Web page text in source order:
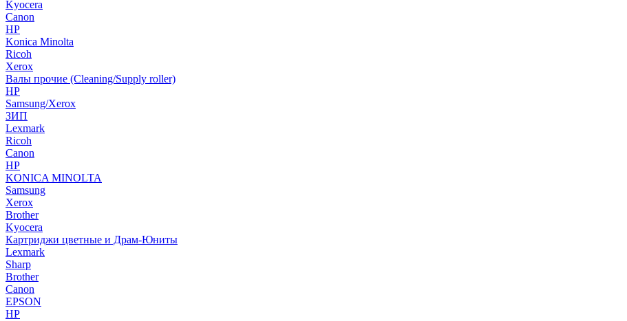
Kyocera
Canon
HP
Konica Minolta
Ricoh
Xerox
Валы прочие (Cleaning/Supply roller)
HP
Samsung/Xerox
ЗИП
Lexmark
Ricoh
Canon
HP
KONICA MINOLTA
Samsung
Xerox
Brother
Kyocera
Картриджи цветные и Драм-Юниты
Lexmark
Sharp
Brother
Canon
EPSON
HP